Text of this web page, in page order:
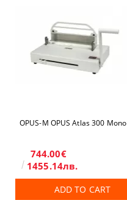
OPUS-М OPUS Atlas 300 Mono
744.00€
1455.14лв.
ADD TO CART